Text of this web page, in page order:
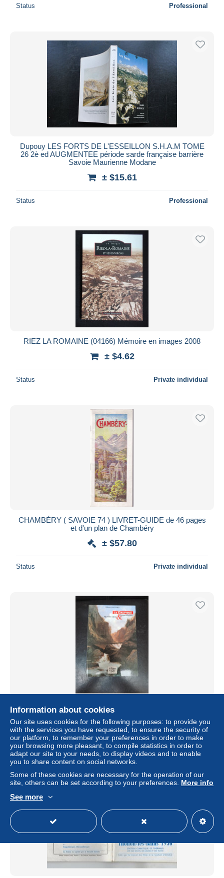
Status Professional
Dupouy LES FORTS DE L'ESSEILLON S.H.A.M TOME
26 2è ed AUGMENTEE période sarde française barrière
Savoie Maurienne Modane
± $15.61
Status Professional
RIEZ LA ROMAINE (04166) Mémoire en images 2008
± $4.62
Status Private individual
CHAMBÉRY ( SAVOIE 74 ) LIVRET-GUIDE de 46 pages
et d'un plan de Chambéry
± $57.80
Status Private individual
Gilbert Coffano - Le Dauphine Mysterieux Et Legendaire
± $6.94
Status Private individual
Information about cookies
Our site uses cookies for the following purposes: to provide you
with the services you have requested, to ensure the security of
our platform, to remember your preferences in order to make
your browsing more pleasant, to compile statistics in order to
adapt our site to your needs, to display videos and to enable
you to share content on social networks.
Some of these cookies are necessary for the operation of our
site, others can be set according to your preferences. More info
See more